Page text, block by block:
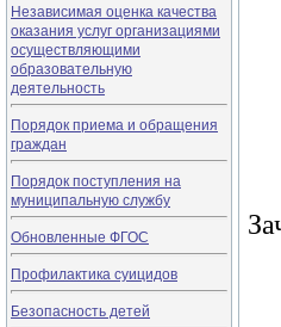
Независимая оценка качества
оказания услуг организациями
осуществляющими
образовательную
деятельность
Порядок приема и обращения
граждан
Порядок поступления на
муниципальную службу
Обновленные ФГОС
Профилактика суицидов
Безопасность детей